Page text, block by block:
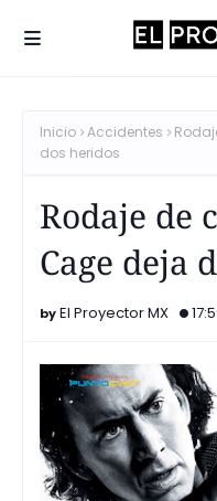
Inicio Accidentes
dos heridos
Rodaje de
Cage deja
El Proyector MX